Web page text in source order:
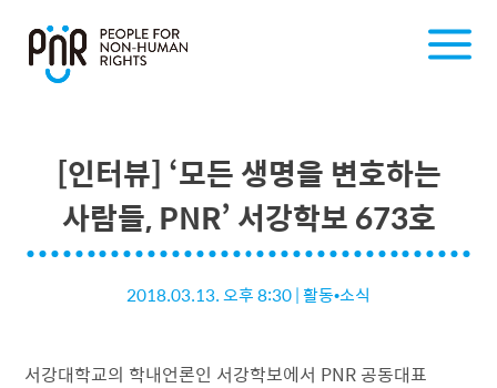
[인터뷰] ‘모든 생명을 변호하는
사람들, PNR’ 서강학보 673호
2018.03.13. 오후 8:30|활동•소식
서강대학교의 학내언론인 서강학보에서 PNR 공동대표